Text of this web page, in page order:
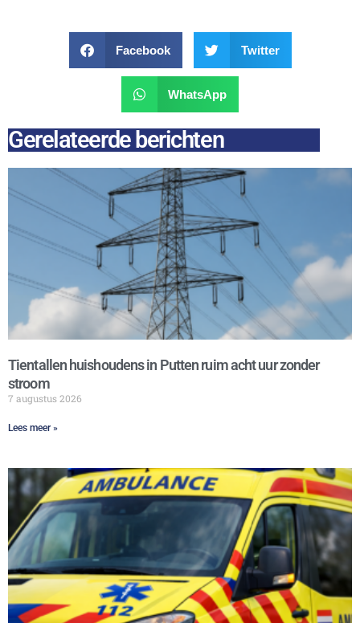
Facebook Twitter
WhatsApp
Gerelateerde berichten
Tientallen huishoudens in Putten ruim acht uur zonder
stroom
7 augustus 2026
Lees meer »